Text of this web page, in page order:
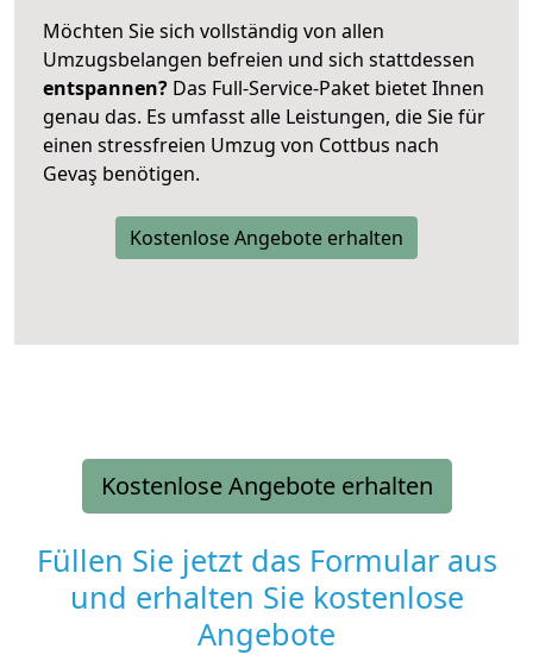
Möchten Sie sich vollständig von allen
Umzugsbelangen befreien und sich stattdessen
entspannen? Das Full-Service-Paket bietet Ihnen
genau das. Es umfasst alle Leistungen, die Sie für
einen stressfreien Umzug von Cottbus nach
Gevaş benötigen.
Kostenlose Angebote erhalten
Kostenlose Angebote erhalten
Füllen Sie jetzt das Formular aus
und erhalten Sie kostenlose
Angebote